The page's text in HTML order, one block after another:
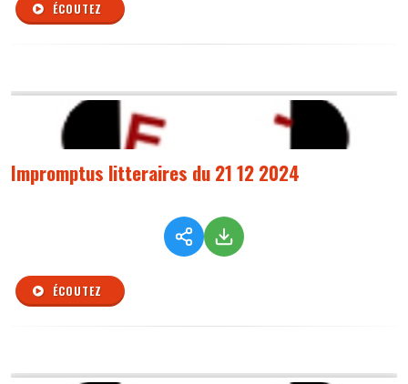
ÉCOUTEZ
Impromptus litteraires du 21 12 2024
ÉCOUTEZ